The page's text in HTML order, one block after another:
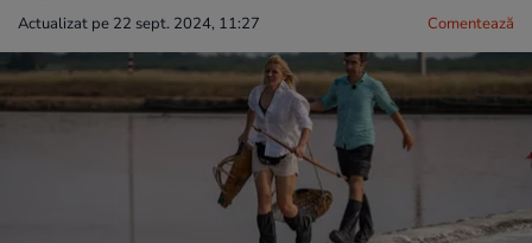
Actualizat pe 22 sept. 2024, 11:27 Comentează